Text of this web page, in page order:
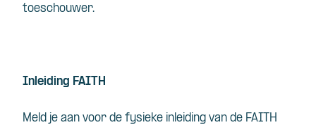
toeschouwer.
Inleiding FAITH
Meld je aan voor de fysieke inleiding van de FAITH